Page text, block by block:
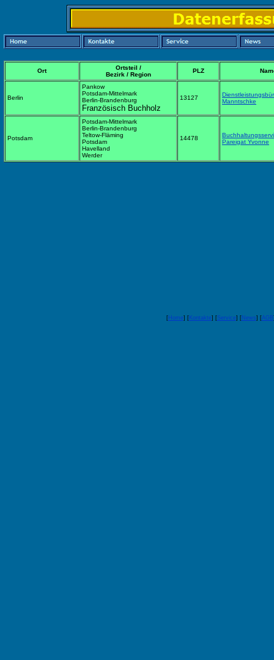
Ort
Ortsteil /
Bezirk / Region
PLZ
Berlin
Pankow
Potsdam-Mittelmark
Berlin-Brandenburg
Französisch Buchholz
13127
Manntschke
Potsdam
Potsdam-Mittelmark
Berlin-Brandenburg
Teltow-Fläming
Potsdam
Havelland
Werder
14478
Pareigat Yvonne
[Home] [Kontakte] [Service] [News] [AGB